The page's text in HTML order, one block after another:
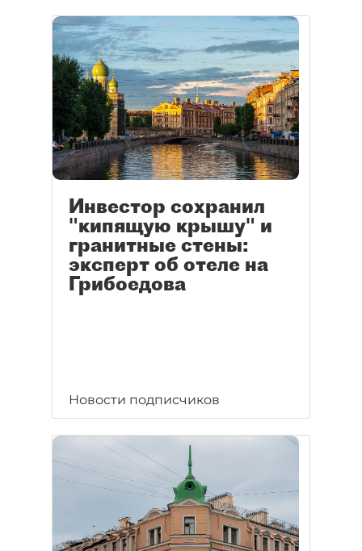
Инвестор сохранил
"кипящую крышу" и
гранитные стены:
эксперт об отеле на
Грибоедова
Новости подписчиков